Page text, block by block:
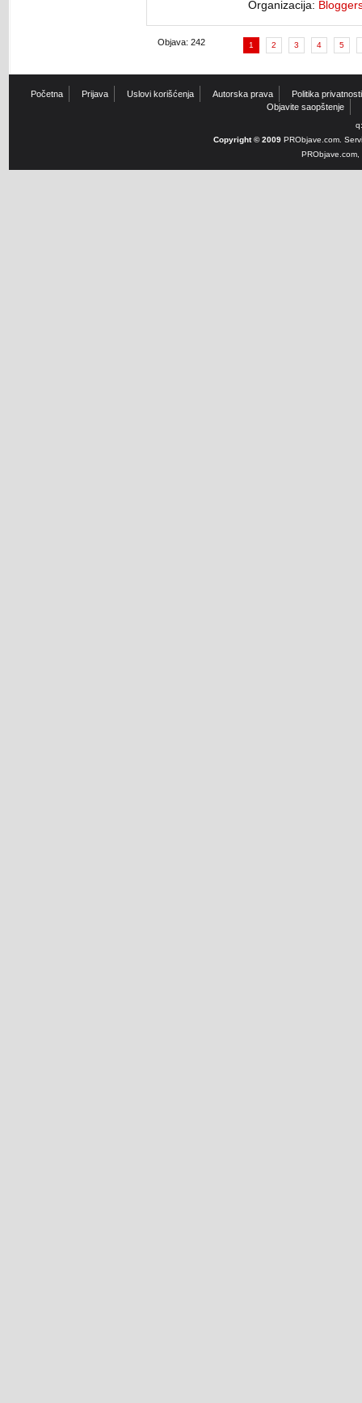
Organizacija:
1 2 3 4 5
Objava: 242
Početna Prijava Uslovi korišćenja Autorska prava
Politika privatnosti
Objavite saopštenje
Copyright © 2009 PRObjave.com.
PRObjave.com,